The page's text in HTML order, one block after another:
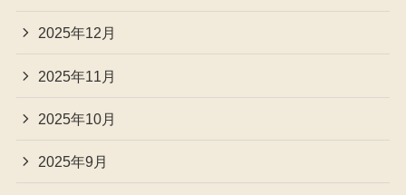
2025年12月
2025年11月
2025年10月
2025年9月